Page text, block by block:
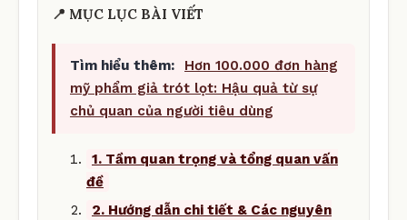
📍 MỤC LỤC BÀI VIẾT
Tìm hiểu thêm:
Hơn 100.000 đơn hàng
mỹ phẩm giả trót lọt: Hậu quả từ sự
chủ quan của người tiêu dùng
1. Tầm quan trọng và tổng quan vấn
đề
2. Hướng dẫn chi tiết & Các nguyên